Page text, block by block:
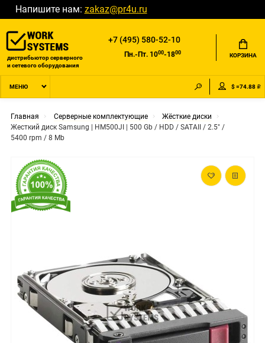
Напишите нам: zakaz@pr4u.ru
дистрибьютор серверного
и сетевого оборудования
+7 (495) 580-52-10
Пн.-Пт. 1000-1800 КОРЗИНА
МЕНЮ $ =74.88 ₽
Главная Серверные комплектующие
Жёсткие диски
Жесткий диск Samsung | HM500JI | 500 Gb / HDD / SATAII / 2.5" /
5400 rpm / 8 Mb